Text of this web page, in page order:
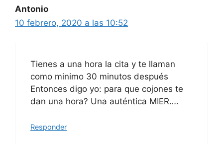
Antonio
10 febrero, 2020 a las 10:52
Tienes a una hora la cita y te llaman
como minimo 30 minutos después
Entonces digo yo: para que cojones te
dan una hora? Una auténtica MIER….
Responder